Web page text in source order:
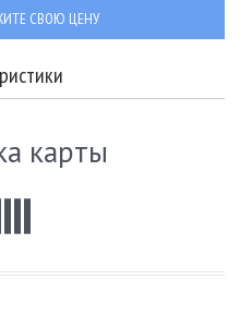
СВОЮ ЦЕНУ
карты